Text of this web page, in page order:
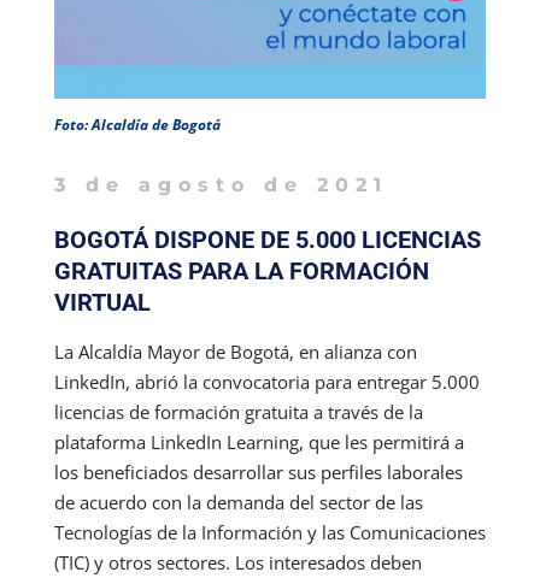
Foto: Alcaldía de Bogotá
3 de agosto de 2021
BOGOTÁ DISPONE DE 5.000 LICENCIAS
GRATUITAS PARA LA FORMACIÓN
VIRTUAL
La Alcaldía Mayor de Bogotá, en alianza con
LinkedIn, abrió la convocatoria para entregar 5.000
licencias de formación gratuita a través de la
plataforma LinkedIn Learning, que les permitirá a
los beneficiados desarrollar sus perfiles laborales
de acuerdo con la demanda del sector de las
Tecnologías de la Información y las Comunicaciones
(TIC) y otros sectores. Los interesados deben